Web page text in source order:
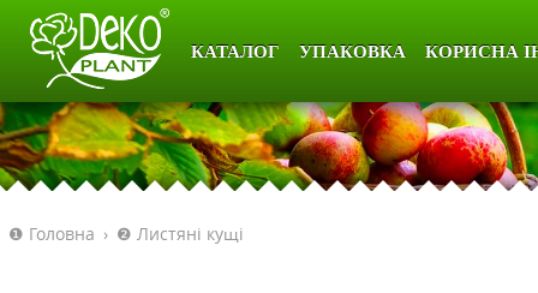
КАТАЛОГ УПАКОВКА КОРИСНА
❶ Головна › ❷ Листяні кущі